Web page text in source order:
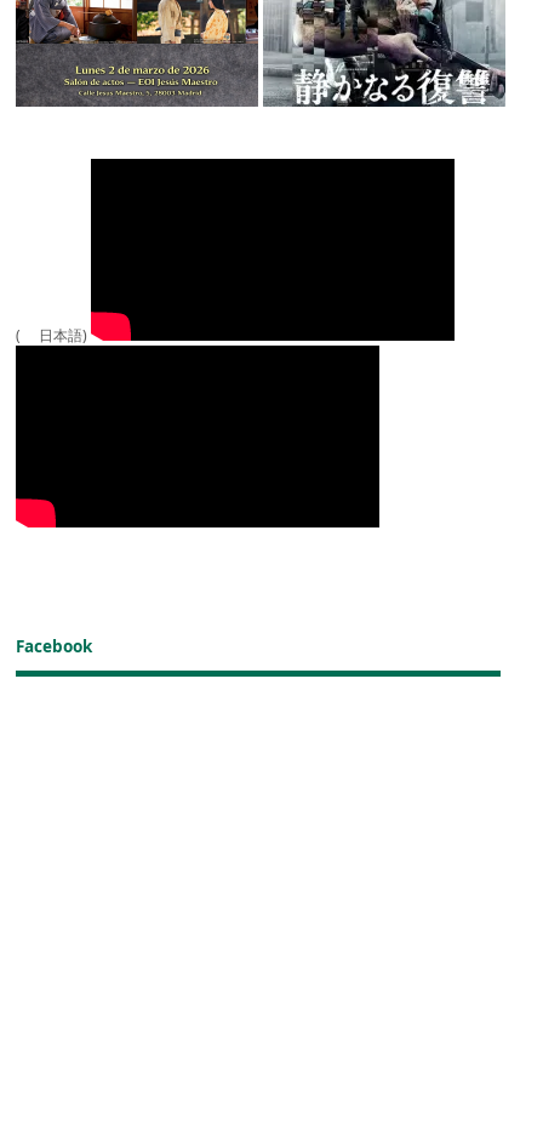
( 日本語)
Facebook